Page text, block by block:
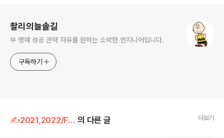
촬리의늘솔길
부 명예 성공 권력 자유를 원하는 소박한 엔지니어입니다.
구독하기
✍2021,2022/FinTech 의 다른 글 더보기